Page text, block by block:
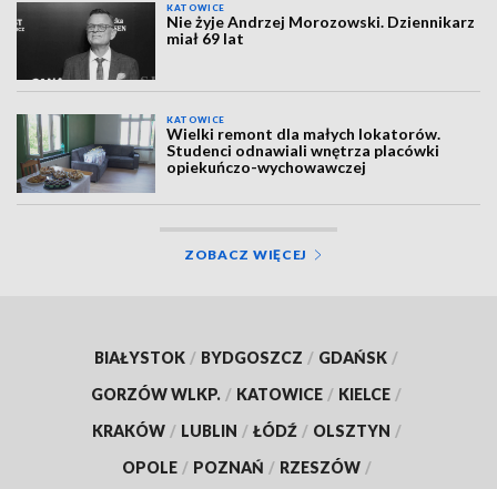
KATOWICE
Nie żyje Andrzej Morozowski. Dziennikarz
miał 69 lat
KATOWICE
Wielki remont dla małych lokatorów.
Studenci odnawiali wnętrza placówki
opiekuńczo-wychowawczej
ZOBACZ WIĘCEJ
BIAŁYSTOK / BYDGOSZCZ / GDAŃSK /
GORZÓW WLKP. / KATOWICE / KIELCE /
KRAKÓW / LUBLIN / ŁÓDŹ / OLSZTYN /
OPOLE / POZNAŃ / RZESZÓW /